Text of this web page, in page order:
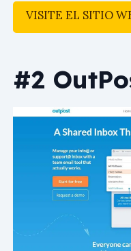
VISITE EL SITIO
#2